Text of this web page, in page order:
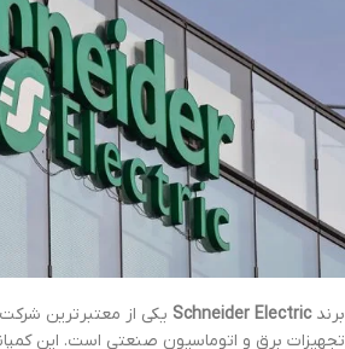
برندSchneider Electric یکی از معتبرترین